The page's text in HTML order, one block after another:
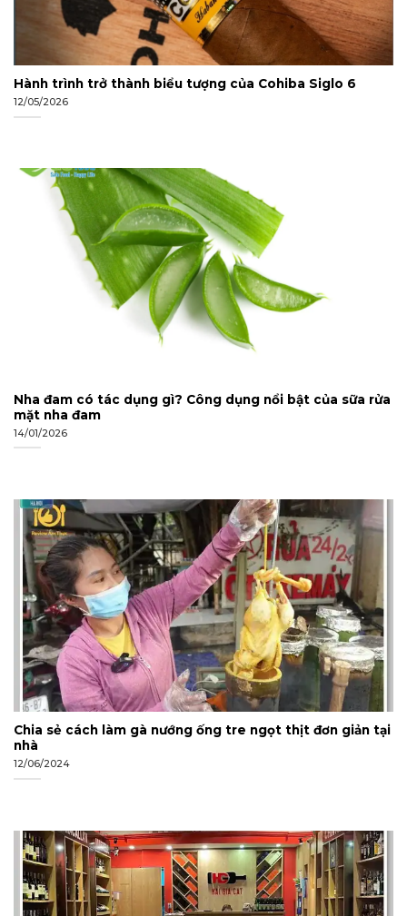
Hành trình trở thành biểu tượng của Cohiba Siglo 6
12/05/2026
Nha đam có tác dụng gì? Công dụng nổi bật của sữa rửa
mặt nha đam
14/01/2026
Chia sẻ cách làm gà nướng ống tre ngọt thịt đơn giản tại
nhà
12/06/2024